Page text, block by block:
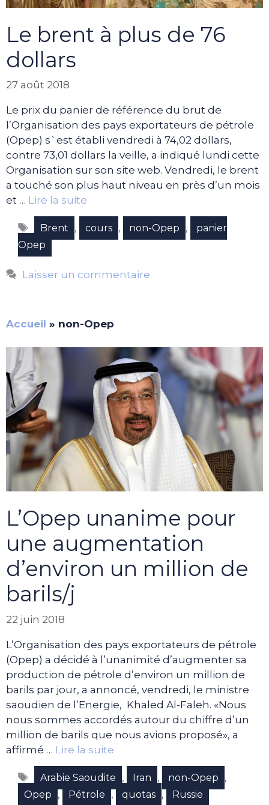
Le brent à plus de 76
dollars
27 août 2018
Le prix du panier de référence du brut de
l’Organisation des pays exportateurs de pétrole
(Opep) s`est établi vendredi à 74,02 dollars,
contre 73,01 dollars la veille, a indiqué lundi cette
Organisation sur son site web. Vendredi, le brent
a touché son plus haut niveau en près d’un mois
et … Lire la suite
Étiquettes
Brent , cours , non-Opep ,
panier
Opep
Laisser un commentaire
Accueil » non-Opep
L’Opep unanime pour
une augmentation
d’environ un million de
barils/j
22 juin 2018
L’Organisation des pays exportateurs de pétrole
(Opep) a décidé à l’unanimité d’augmenter sa
production de pétrole d’environ un million de
barils par jour, a annoncé, vendredi, le ministre
saoudien de l’Energie, Khaled Al-Faleh. «Nous
nous sommes accordés autour du chiffre d’un
million de barils que nous avions proposé», a
affirmé … Lire la suite
Étiquettes
Arabie Saoudite , Iran , non-Opep ,
Opep , Pétrole , quotas , Russie